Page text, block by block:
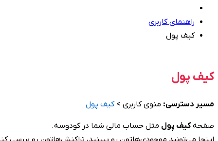
راهنمای کاربری
کیف پول
کیف پول
مسیر دسترسی: منوی کاربری >کیف پول
صفحهکیف پول مثل حساب مالی شما در کودوسه.